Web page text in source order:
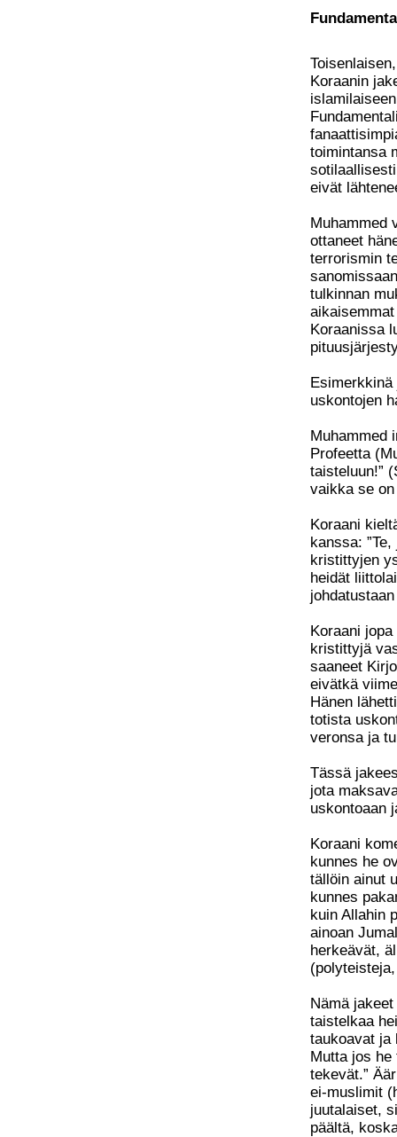
Koraanin
toimintansa
eivät
Muhammed
ottaneet
terrorismin
tulkinnan
Koraanissa
uskontojen
Muhammed
Profeetta
taisteluun!”
vaikka se
Koraani
kanssa:
kristittyjen
heidät
Koraani
kristittyjä
saaneet
eivätkä
Hänen
totista
veronsa ja
Tässä
jota
uskontoaan
Koraani
kunnes he
tällöin ainut
kunnes
kuin Allahin
ainoan
herkeävät,
Nämä
taistelkaa
taukoavat ja
Mutta jos
tekevät.”
ei-muslimit
juutalaiset,
päältä,